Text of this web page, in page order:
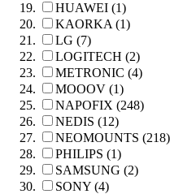
HUAWEI (1)
KAORKA (1)
LG (7)
LOGITECH (2)
METRONIC (4)
MOOOV (1)
NAPOFIX (248)
NEDIS (12)
NEOMOUNTS (218)
PHILIPS (1)
SAMSUNG (2)
SONY (4)